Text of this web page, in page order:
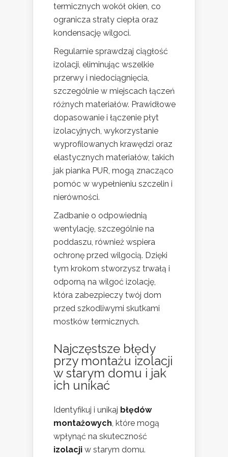
termicznych wokół okien, co
ogranicza straty ciepła oraz
kondensację wilgoci.
Regularnie sprawdzaj ciągłość
izolacji, eliminując wszelkie
przerwy i niedociągnięcia,
szczególnie w miejscach łączeń
różnych materiałów. Prawidłowe
dopasowanie i łączenie płyt
izolacyjnych, wykorzystanie
wyprofilowanych krawędzi oraz
elastycznych materiałów, takich
jak pianka PUR, mogą znacząco
pomóc w wypełnieniu szczelin i
nierówności.
Zadbanie o odpowiednią
wentylację, szczególnie na
poddaszu, również wspiera
ochronę przed wilgocią. Dzięki
tym krokom stworzysz trwałą i
odporną na wilgoć izolację,
która zabezpieczy twój dom
przed szkodliwymi skutkami
mostków termicznych.
Najczęstsze błędy
przy montażu izolacji
w starym domu i jak
ich unikać
Identyfikuj i unikaj błędów
montażowych, które mogą
wpłynąć na skuteczność
izolacji w starym domu.